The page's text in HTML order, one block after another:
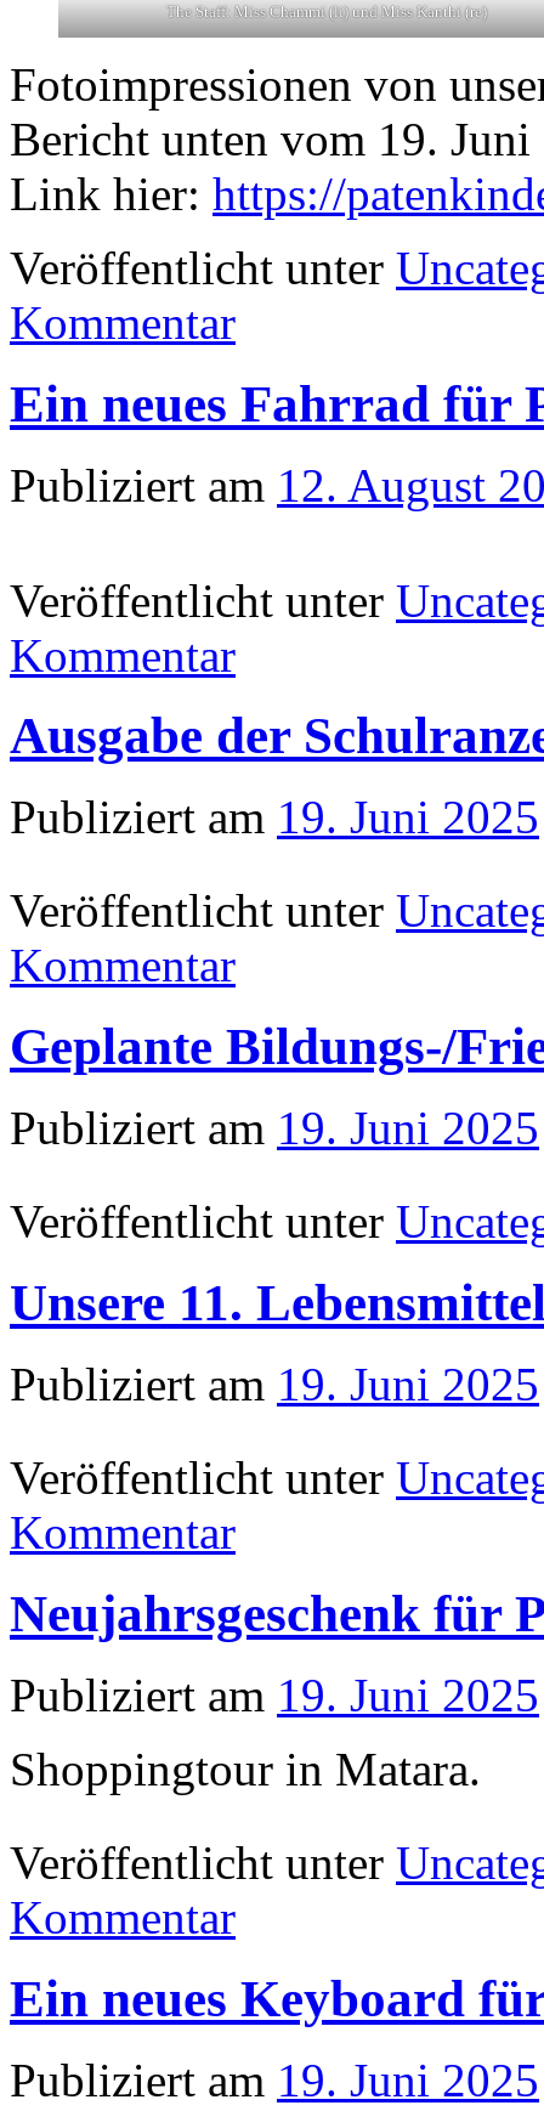
The Staff: Miss Chammi (li) und Miss Kanthi (re)
Fotoimpressionen von
Bericht unten vom 19. Juni
Link hier: https://
Veröffentlicht unter
Kommentar
Ein neues Fahrrad für
Publiziert am 12. August
Veröffentlicht unter
Kommentar
Ausgabe der
Publiziert am 19. Juni 2025
Veröffentlicht unter
Kommentar
Geplante Bildungs-/
Publiziert am 19. Juni 2025
Veröffentlicht unter
Unsere 11.
Publiziert am 19. Juni 2025
Veröffentlicht unter
Kommentar
Neujahrsgeschenk für
Publiziert am 19. Juni 2025
Shoppingtour in Matara.
Veröffentlicht unter
Kommentar
Ein neues Keyboard
Publiziert am 19. Juni 2025